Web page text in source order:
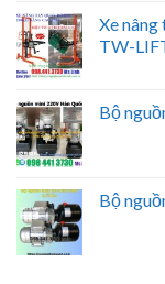
Xe
TW-
Bộ
Bộ